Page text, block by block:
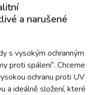
a narušené
s vysokým ochranným
proti spálení“. Chceme
ochranu proti UV
a ideálně složení, které